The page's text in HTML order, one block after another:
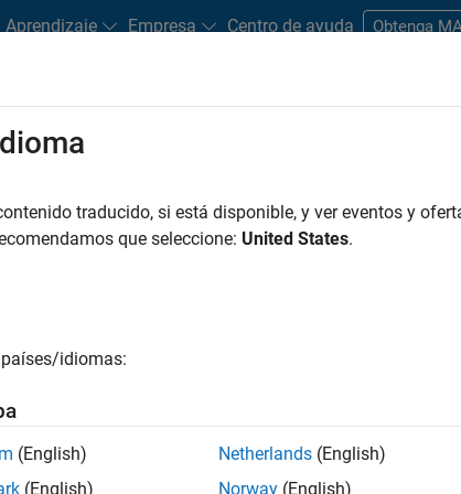
Aprendizaje Empresa Centro de ayuda Obtenga
y nuevas carreras
FILTRADO POR Business Applications and Tools Program
todos los empleos. Busque por ubicación para
traducido, si está disponible, y ver eventos y
que seleccione: United States.
idiomas:
(English)
(English)
Netherlands (English)
Norway (English)